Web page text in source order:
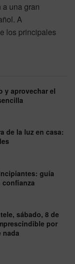
a una gran
A
los principales
y aprovechar el
de la luz en casa:
guía
confianza
sábado, 8 de
por
nada